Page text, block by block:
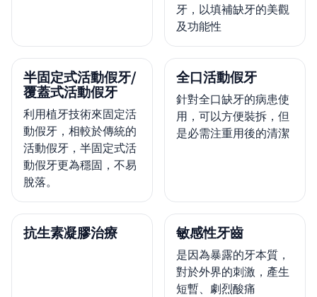
牙，以填補缺牙的美觀
及功能性
半固定式活動假牙/
覆蓋式活動假牙
利用植牙技術來固定活
動假牙，相較於傳統的
活動假牙，半固定式活
動假牙更為穩固，不易
脫落。
全口活動假牙
針對全口缺牙的病患使
用，可以方便裝拆，但
是必需注重用後的清潔
抗生素凝膠治療 敏感性牙齒
是因為暴露的牙本質，
對於外界的刺激，產生
短暫、劇烈酸痛